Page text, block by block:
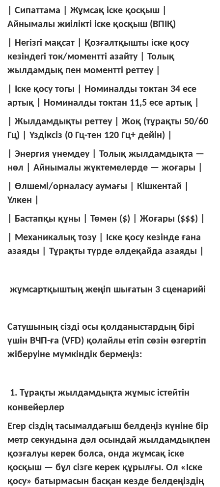
| Сипаттама | Жұмсақ іске қосқыш |
Айнымалы жиілікті іске қосқыш (ВПІҚ)
| Негізгі мақсат | Қозғалтқышты іске қосу
кезіндегі ток/моментті азайту | Толық
жылдамдық пен моментті реттеу |
| Іске қосу тогы | Номиналды токтан 34 есе
артық | Номиналды токтан 11,5 есе артық |
| Жылдамдықты реттеу | Жоқ (тұрақты 50/60
Гц) | Үздіксіз (0 Гц-тен 120 Гц+ дейін) |
| Энергия үнемдеу | Толық жылдамдықта —
нөл | Айнымалы жүктемелерде — жоғары |
| Өлшемі/орналасу аумағы | Кішкентай |
Үлкен |
| Бастапқы құны | Төмен ($) | Жоғары ($$$) |
| Механикалық тозу | Іске қосу кезінде ғана
азаяды | Тұрақты түрде әлдеқайда азаяды |
жұмсартқыштың жеңіп шығатын 3 сценарийі
Сатушының сізді осы қолданыстардың бірі
үшін ВЧП-ға (VFD) қолайлы етіп сөзін өзгертіп
жіберуіне мүмкіндік бермеңіз:
1. Тұрақты жылдамдықта жұмыс істейтін
конвейерлер
Егер сіздің тасымалдағыш белдеңіз күніне бір
метр секундына дәл осындай жылдамдықпен
қозғалуы керек болса, онда жұмсақ іске
қосқыш — бұл сізге керек құрылғы. Ол «Іске
қосу» батырмасын басқан кезде белдеңіздің